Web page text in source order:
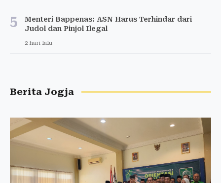
5
Menteri Bappenas: ASN Harus Terhindar dari
Judol dan Pinjol Ilegal
2 hari lalu
Berita Jogja